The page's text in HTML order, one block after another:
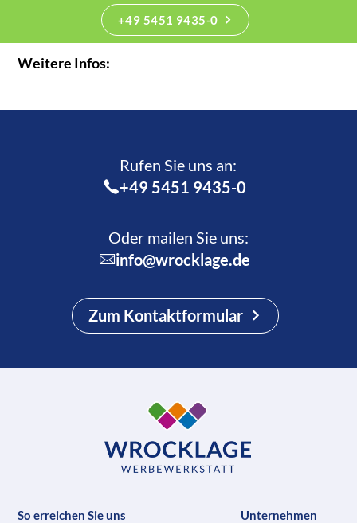
+49 5451 9435-0
Weitere Infos:
Rufen Sie uns an:­
+49 5451 9435-0
Oder mailen Sie uns:
info@wrocklage.de
Zum Kontaktformular
So erreichen Sie uns
Unternehmen